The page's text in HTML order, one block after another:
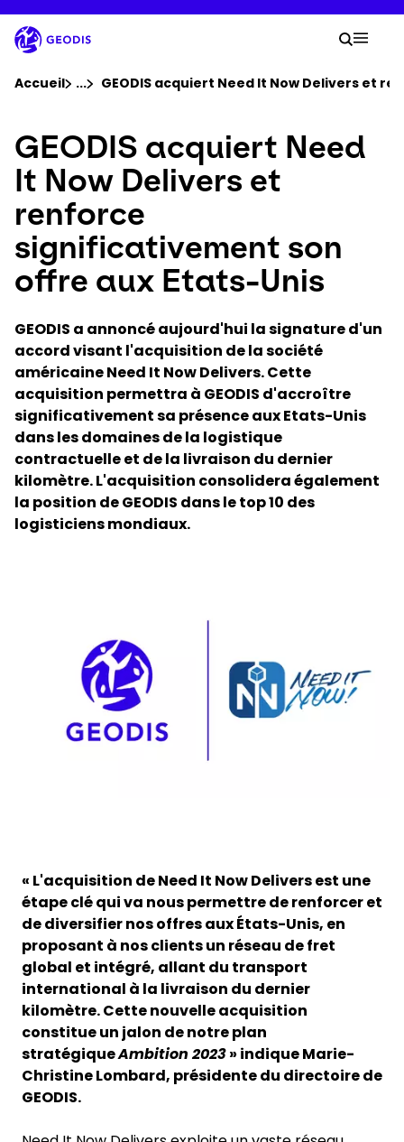
au
contenu
principal
Groupe
Newsroom
Carrière
Localisations
Suivre un envoi
Sélectionnez votre pays et langue
Canada
Accueil ...Voir tous les éléments du fil d'ariane
GEODIS acquiert Need It Now Delivers et
GEODIS acquiert Need
It Now Delivers et
renforce
significativement son
offre aux Etats-Unis
GEODIS a annoncé aujourd'hui la signature d'un
accord visant l'acquisition de la société
américaine Need It Now Delivers. Cette
acquisition permettra à GEODIS d'accroître
significativement sa présence aux Etats-Unis
dans les domaines de la logistique
contractuelle et de la livraison du dernier
kilomètre. L'acquisition consolidera également
la position de GEODIS dans le top 10 des
logisticiens mondiaux.
« L'acquisition de Need It Now Delivers est une
étape clé qui va nous permettre de renforcer et
de diversifier nos offres aux États-Unis, en
proposant à nos clients un réseau de fret
global et intégré, allant du transport
international à la livraison du dernier
kilomètre. Cette nouvelle acquisition
constitue un jalon de notre plan
stratégiqueAmbition 2023» indique Marie-
Christine Lombard, présidente du directoire de
GEODIS.